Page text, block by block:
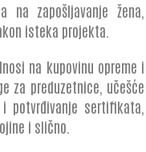
zapošljavanje žena,
isteka projekta.
na kupovinu opreme i
za preduzetnice, učešće
potvrđivanje sertifikata,
i slično.